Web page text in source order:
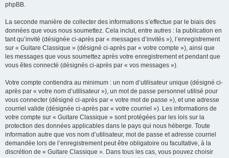
phpBB.
La seconde manière de collecter des informations s’effectue par le biais des
données que vous nous soumettez. Cela inclut, entre autres : la publication en
tant qu’invité (désignée ci-après par « messages d’invités »), l’enregistrement
sur « Guitare Classique » (désigné ci-après par « votre compte »), ainsi que
les messages que vous soumettez après votre enregistrement et pendant que
vous êtes connecté (désignés ci-après par « vos messages »).
Votre compte contiendra au minimum : un nom d’utilisateur unique (désigné ci-
après par « votre nom d’utilisateur »), un mot de passe personnel utilisé pour
vous connecter (désigné ci-après par « votre mot de passe »), et une adresse
courriel valide (désignée ci-après par « votre courriel »). Les informations de
votre compte sur « Guitare Classique » sont protégées par les lois sur la
protection des données applicables dans le pays qui nous héberge. Toute
information autre que vos nom d’utilisateur, mot de passe et adresse courriel
demandée lors de l’enregistrement peut être obligatoire ou facultative, à la
discrétion de « Guitare Classique ». Dans tous les cas, vous pouvez choisir